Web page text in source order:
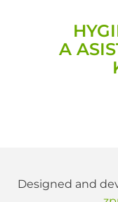
A
Designed and